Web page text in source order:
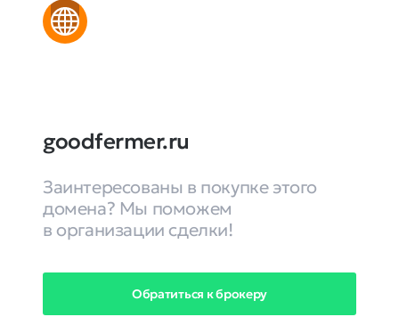
goodfermer.ru
Заинтересованы в покупке этого
домена? Мы поможем
в организации сделки!
Обратиться к брокеру